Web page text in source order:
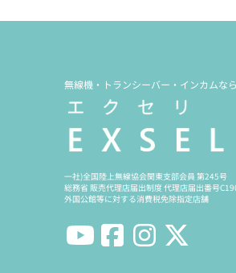
無線機・トランシーバー・インカムなら
一社)全国陸上無線協会関東支部会員 第245号
総務省 販売代理店届出制度 代理店届出番号
外国公館等に対する消費税免除指定店舗